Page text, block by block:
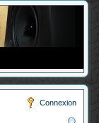
Connexion